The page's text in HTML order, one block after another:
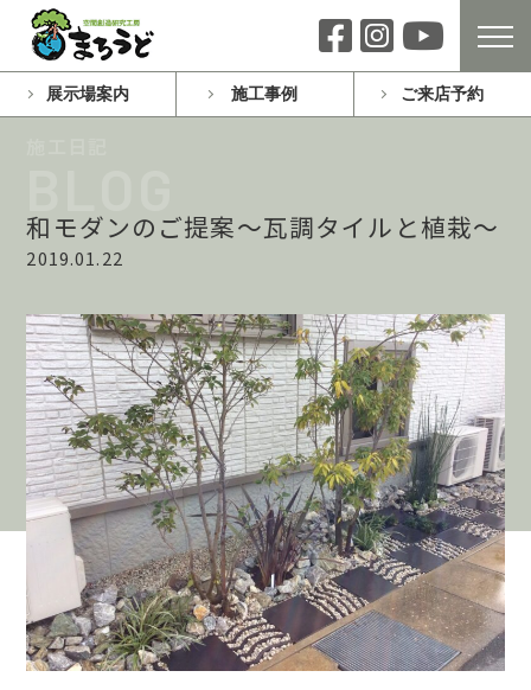
展示場案内 施工事例 ご来店予約
和モダンのご提案～瓦調タイルと植栽～
2019.01.22